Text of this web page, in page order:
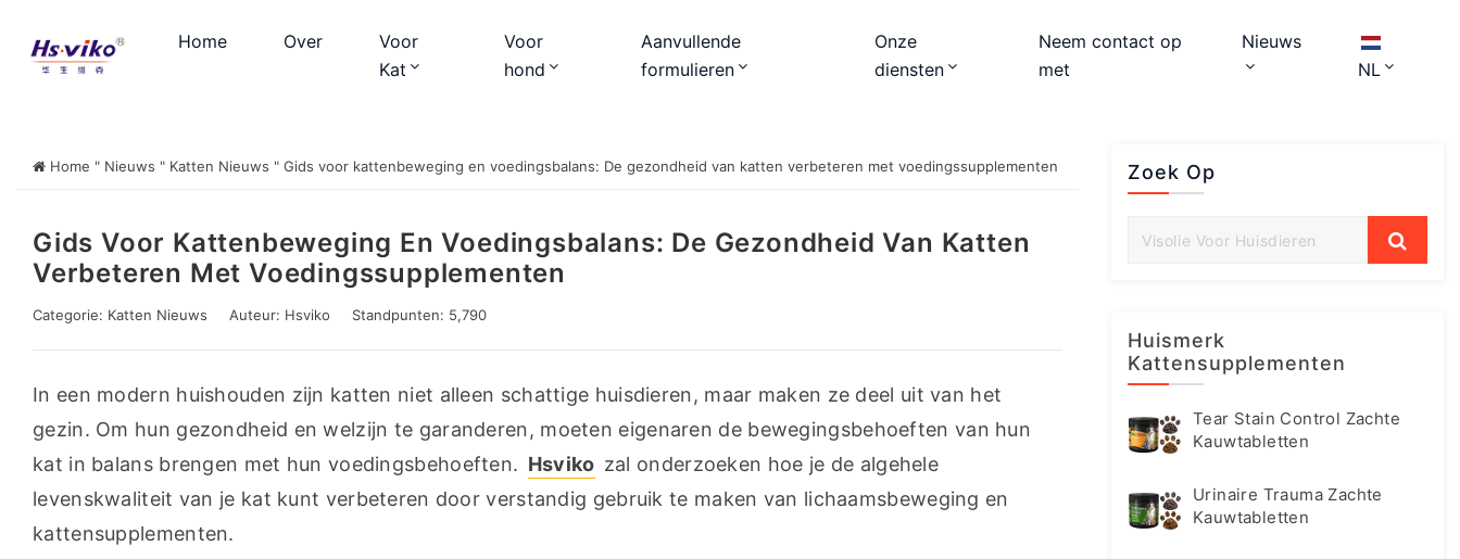
Home Over
Voor
Kat
Voor
hond
Aanvullende
formulieren
Onze
diensten
Neem contact op
met
Nieuws
NL
Home " Nieuws " Katten Nieuws " Gids voor kattenbeweging en voedingsbalans: De gezondheid van katten verbeteren met voedingssupplementen
Gids Voor Kattenbeweging En Voedingsbalans: De Gezondheid Van Katten
Verbeteren Met Voedingssupplementen
Categorie: Katten Nieuws Auteur: Hsviko Standpunten: 5,790
In een modern huishouden zijn katten niet alleen schattige huisdieren, maar maken ze deel uit van het
gezin. Om hun gezondheid en welzijn te garanderen, moeten eigenaren de bewegingsbehoeften van hun
kat in balans brengen met hun voedingsbehoeften. Hsviko zal onderzoeken hoe je de algehele
levenskwaliteit van je kat kunt verbeteren door verstandig gebruik te maken van lichaamsbeweging en
kattensupplementen.
Zoek Op
Huismerk
Kattensupplementen
Tear Stain Control Zachte
Kauwtabletten
Urinaire Trauma Zachte
Kauwtabletten